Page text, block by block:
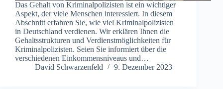
Das Gehalt von Kriminalpolizisten ist ein wichtiger
Aspekt, der viele Menschen interessiert. In diesem
Abschnitt erfahren Sie, wie viel Kriminalpolizisten
in Deutschland verdienen. Wir erklären Ihnen die
Gehaltsstrukturen und Verdienstmöglichkeiten für
Kriminalpolizisten. Seien Sie informiert über die
verschiedenen Einkommensniveaus und…
David Schwarzenfeld
9. Dezember 2023